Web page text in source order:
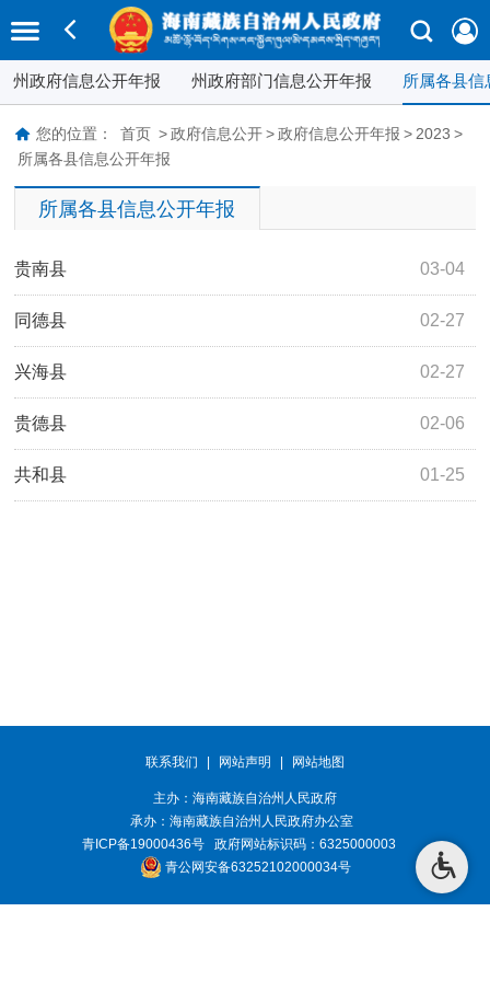
州政府信息公开年报 州政府部门信息公开年报 所属各县
您的位置： 首页 > 政府信息公开 > 政府信息公开年报 > 2023 >
所属各县信息公开年报
所属各县信息公开年报
03-04
贵南县
02-27
同德县
02-27
兴海县
02-06
贵德县
01-25
共和县
联系我们 | 网站声明 | 网站地图
主办：海南藏族自治州人民政府
承办： 海南藏族自治州人民政府办公室
青ICP备19000436号政府网站标识码：6325000003
青公网安备63252102000034号